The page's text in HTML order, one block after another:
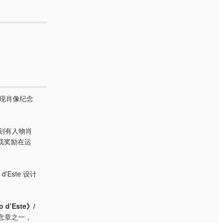
肖像纪念
有人物肖
奖励在运
设计
d’Este》/
章之一，